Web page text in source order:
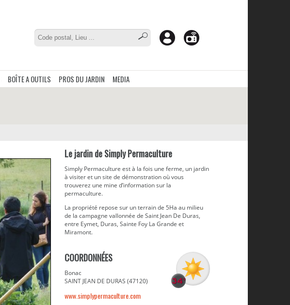
BOÎTE A OUTILS PROS DU JARDIN MEDIA
Le jardin de Simply Permaculture
Simply Permaculture est à la fois une ferme, un jardin
à visiter et un site de démonstration où vous
trouverez une mine d’information sur la
permaculture.
La propriété repose sur un terrain de 5Ha au milieu
de la campagne vallonnée de Saint Jean De Duras,
entre Eymet, Duras, Sainte Foy La Grande et
Miramont.
COORDONNÉES
Bonac
SAINT JEAN DE DURAS (47120)
www.simplypermaculture.com